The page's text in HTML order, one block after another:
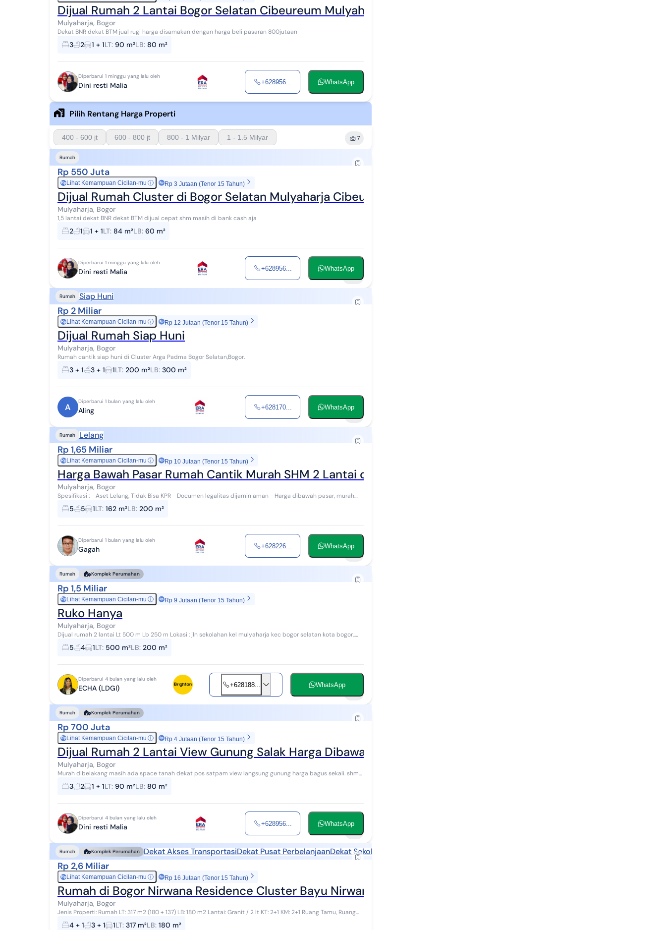
Dijual Rumah 2 Lantai Bogor Selatan Cibeureum Mulyaharja
Mulyaharja, Bogor
Dekat BNR dekat BTM jual rugi harga disamakan dengan harga beli pasaran 800jutaan
3 2 1 + 1LT: 90 m²LB: 80 m²
Diperbarui 1 minggu yang lalu oleh
Dini resti Malia +628956... WhatsApp
Pilih Rentang Harga Properti
400 - 600 jt 600 - 800 jt 800 - 1 Milyar 1 - 1.5 Milyar 7
Rumah
Rp 550 Juta
RpLihat Kemampuan Cicilan-mu ⓘ Rp 3 Jutaan (Tenor 15 Tahun)
Dijual Rumah Cluster di Bogor Selatan Mulyaharja Cibeureum Sunting
Mulyaharja, Bogor
1,5 lantai dekat BNR dekat BTM dijual cepat shm masih di bank cash aja
2 1 1 + 1LT: 84 m²LB: 60 m²
Diperbarui 1 minggu yang lalu oleh
Dini resti Malia +628956... WhatsApp
Rumah Siap Huni
Rp 2 Miliar
RpLihat Kemampuan Cicilan-mu ⓘ Rp 12 Jutaan (Tenor 15 Tahun)
Dijual Rumah Siap Huni
Mulyaharja, Bogor
Rumah cantik siap huni di Cluster Arga Padma Bogor Selatan,Bogor.
3 + 1 3 + 1 1LT: 200 m²LB: 300 m²
A
Diperbarui 1 bulan yang lalu oleh
Aling +628170... WhatsApp
Rumah Lelang
Rp 1,65 Miliar
RpLihat Kemampuan Cicilan-mu ⓘ Rp 10 Jutaan (Tenor 15 Tahun)
Harga Bawah Pasar Rumah Cantik Murah SHM 2 Lantai di Komplek Bukit Nirwana Mulyaharja Bogor Selatan
Mulyaharja, Bogor
Spesifikasi : - Aset Lelang, Tidak Bisa KPR - Documen legalitas dijamin aman - Harga dibawah pasar, murah
dan mudah kepengurusan - Pembeli terima b...
5 5 1LT: 162 m²LB: 200 m²
Diperbarui 1 bulan yang lalu oleh
Gagah +628226... WhatsApp
Rumah Komplek Perumahan
Rp 1,5 Miliar
RpLihat Kemampuan Cicilan-mu ⓘ Rp 9 Jutaan (Tenor 15 Tahun)
Ruko Hanya
Mulyaharja, Bogor
Dijual rumah 2 lantai Lt 500 m Lb 250 m Lokasi : jln sekolahan kel mulyaharja kec bogor selatan kota bogor,,
(akses jalan Bogor nirwana residence) S...
5 4 1LT: 500 m²LB: 200 m²
Diperbarui 4 bulan yang lalu oleh
ECHA (LDGI) +628188... WhatsApp
Rumah Komplek Perumahan
Rp 700 Juta
RpLihat Kemampuan Cicilan-mu ⓘ Rp 4 Jutaan (Tenor 15 Tahun)
Dijual Rumah 2 Lantai View Gunung Salak Harga Dibawah Pasaran
Mulyaharja, Bogor
Murah dibelakang masih ada space tanah dekat pos satpam view langsung gunung harga bagus sekali. shm
on hand furnish ya bisa cibereun mulyaharja bo...
3 2 1 + 1LT: 90 m²LB: 80 m²
Diperbarui 4 bulan yang lalu oleh
Dini resti Malia +628956... WhatsApp
Rumah Komplek Perumahan Dekat Akses TransportasiDekat Pusat PerbelanjaanDekat Sekolah
Rp 2,6 Miliar
RpLihat Kemampuan Cicilan-mu ⓘ Rp 16 Jutaan (Tenor 15 Tahun)
Rumah di Bogor Nirwana Residence Cluster Bayu Nirwana 1 Kota Bogor Selatan
Mulyaharja, Bogor
Jenis Properti: Rumah LT: 317 m2 (180 + 137) LB: 180 m2 Lantai: Granit / 2 lt KT: 2+1 KM: 2+1 Ruang Tamu, Ruang
Keluarga, Ruang Makan & Dapur AC Sp...
4 + 1 3 + 1 1LT: 317 m²LB: 180 m²